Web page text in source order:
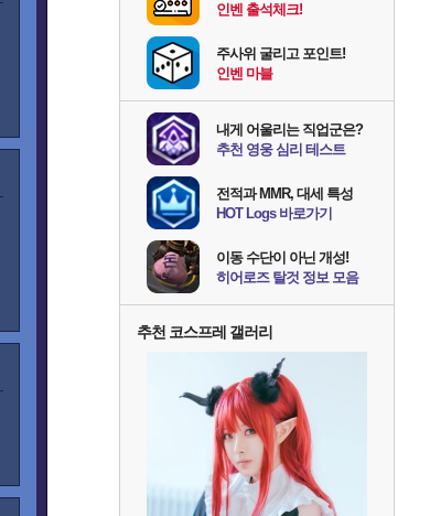
인벤 출석체크!
주사위 굴리고 포인트!
인벤 마블
내게 어울리는 직업군은?
추천 영웅 심리 테스트
전적과 MMR, 대세 특성
HOT Logs 바로가기
이동 수단이 아닌 개성!
히어로즈 탈것 정보 모음
추천 코스프레 갤러리